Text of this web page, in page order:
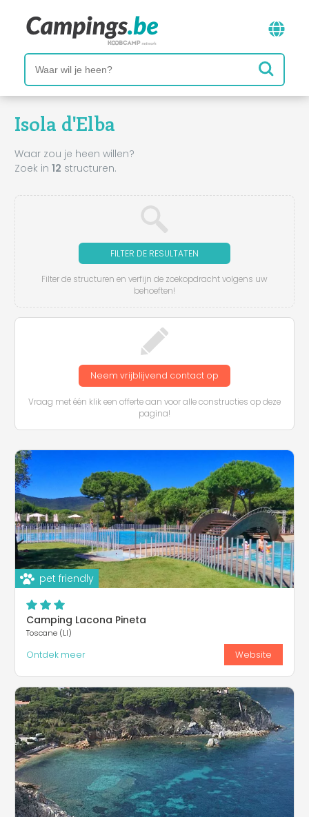
Isola d'Elba
Waar zou je heen willen?
Zoek in 12 structuren.
FILTER DE RESULTATEN
Filter de structuren en verfijn de zoekopdracht volgens uw
behoeften!
Neem vrijblijvend contact op
Vraag met één klik een offerte aan voor alle constructies op deze
pagina!
pet friendly
Camping Lacona Pineta
Toscane (LI)
Ontdek meer Website